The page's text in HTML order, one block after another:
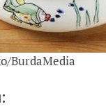
BurdaMedia